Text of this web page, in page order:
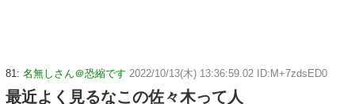
81: 名無しさん＠恐縮です 2022/10/13(木) 13:36:59.02 ID:M+7zdsED0
最近よく見るなこの佐々木って人